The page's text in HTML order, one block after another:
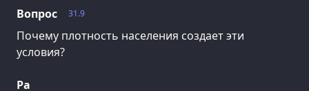
31.9
Вопрос
Почему плотность населения создает эти
условия?
Ра